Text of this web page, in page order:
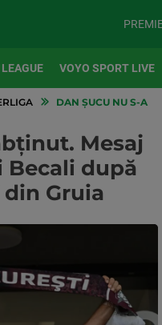
VOYO SPORT LIVE
DAN ȘUCU NU S-A
Mesaj
după
Gruia